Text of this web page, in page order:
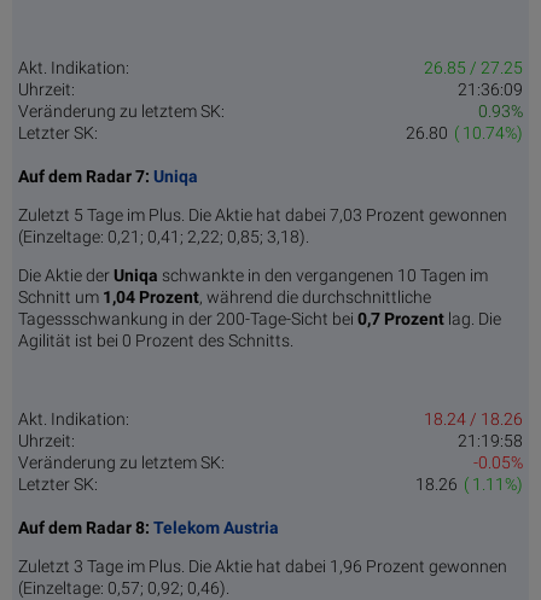
Akt. Indikation:
26.85 / 27.25
Uhrzeit:
21:36:09
Veränderung zu letztem SK:
0.93%
Letzter SK:
( 10.74%)
26.80
Auf dem Radar 7: Uniqa
Zuletzt 5 Tage im Plus. Die Aktie hat dabei 7,03 Prozent gewonnen
(Einzeltage: 0,21; 0,41; 2,22; 0,85; 3,18).
Die Aktie derUniqa schwankte in den vergangenen 10 Tagen im
Schnitt um 1,04 Pro­zent, während die durchschnittliche
Tagessschwankung in der 200-Tage-Sicht bei 0,7 Prozent lag. Die
Agilität ist bei 0 Prozent des Schnitts.
Akt. Indikation:
18.24 / 18.26
Uhrzeit:
21:19:58
Veränderung zu letztem SK:
-0.05%
Letzter SK:
( 1.11%)
18.26
Auf dem Radar 8: Telekom Austria
Zuletzt 3 Tage im Plus. Die Aktie hat dabei 1,96 Prozent gewonnen
(Einzeltage: 0,57; 0,92; 0,46).